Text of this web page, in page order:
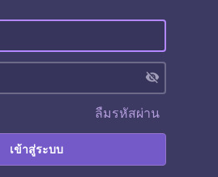
visibility_off
ลืมรหัสผ่าน
เข้าสู่ระบบ